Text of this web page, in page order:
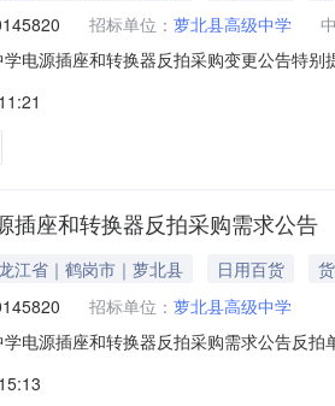
招标单位： 萝北县高级中学
电源插座和转换器反拍采购变更公告特
和转换器采购数量：100成交供应商名称
插座和转换器反拍采购需求公告
江省｜鹤岗市｜萝北县 日用百货
招标单位： 萝北县高级中学
电源插座和转换器反拍采购需求公告反
dahua大华摄像头电源DC12V室内监控